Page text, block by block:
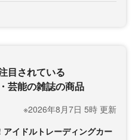
目されている
芸能の雑誌の商品
※2026年8月7日 5時 更新
イドルトレーディングカー